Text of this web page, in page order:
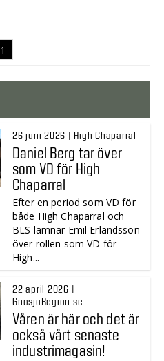
1
26 juni 2026 | High Chaparral
Daniel Berg tar över
som VD för High
Chaparral
Efter en period som VD för
både High Chaparral och
BLS lämnar Emil Erlandsson
över rollen som VD för
High...
22 april 2026 |
GnosjoRegion.se
Våren är här och det är
också vårt senaste
industrimagasin!